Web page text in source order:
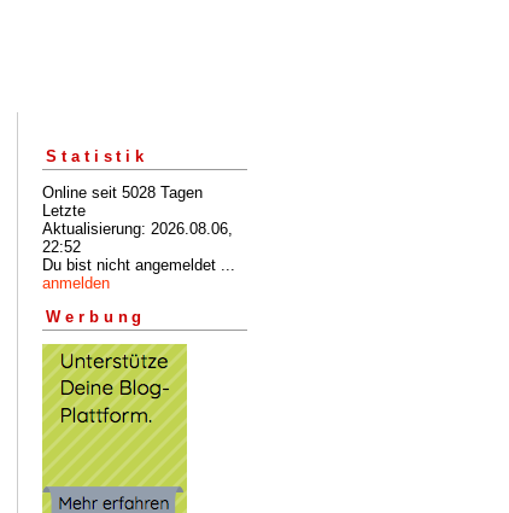
Statistik
Online seit 5028 Tagen
Letzte
Aktualisierung: 2026.08.06,
22:52
Du bist nicht angemeldet ...
anmelden
Werbung